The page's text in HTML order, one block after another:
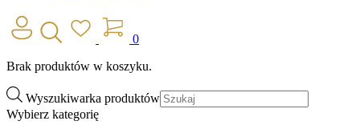
0
Brak produktów w koszyku.
Wyszukiwarka produktów
Wybierz kategorię